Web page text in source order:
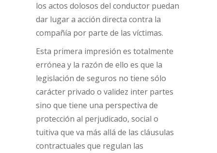
los actos dolosos del conductor puedan
dar lugar a acción directa contra la
compañía por parte de las víctimas.
Esta primera impresión es totalmente
errónea y la razón de ello es que la
legislación de seguros no tiene sólo
carácter privado o validez inter partes
sino que tiene una perspectiva de
protección al perjudicado, social o
tuitiva que va más allá de las cláusulas
contractuales que regulan las